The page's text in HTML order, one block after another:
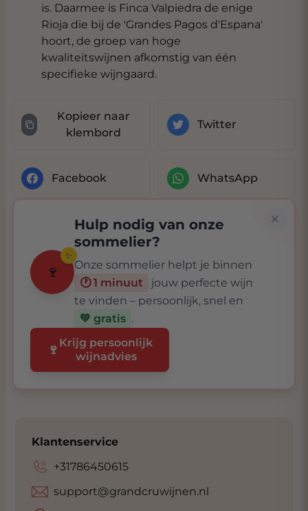
is. Daarmee is Finca Valpiedra de enige
Rioja die bij de 'Grandes Pagos d'Espana'
hoort, de groep van hoge
kwaliteitswijnen afkomstig van één
specifieke wijngaard.
Kopieer naar
klembord
Twitter
Facebook WhatsApp
🍷
✨
Hulp nodig van onze
sommelier?
Onze sommelier helpt je binnen
🕐 1 minuut
jouw perfecte wijn
te vinden – persoonlijk, snel en
💚 gratis .
🍷 Krijg persoonlijk
wijnadvies
Klantenservice
+31786450615
support@grandcruwijnen.nl